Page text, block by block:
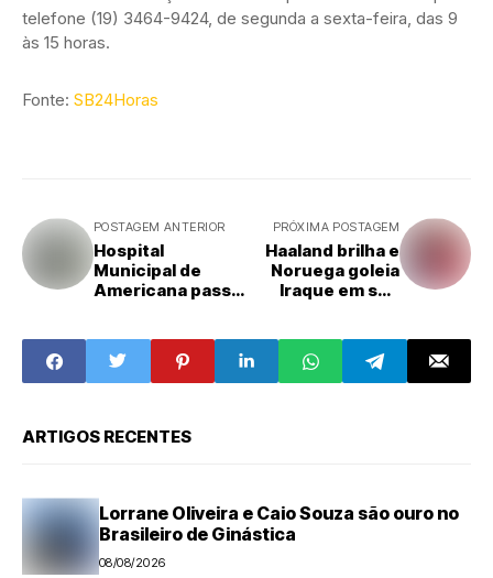
telefone (19) 3464-9424, de segunda a sexta-feira, das 9
às 15 horas.
Fonte: SB24Horas
POSTAGEM ANTERIOR
Hospital
Municipal de
Americana passa
telefone
PRÓXIMA POSTAGEM
Haaland brilha e
Noruega goleia
Iraque em seu
ARTIGOS RECENTES
Lorrane Oliveira e Caio Souza são ouro no
Brasileiro de Ginástica
08/08/2026